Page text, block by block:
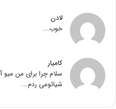
لادن
خوب...
کامیار
شیائومی ردم...